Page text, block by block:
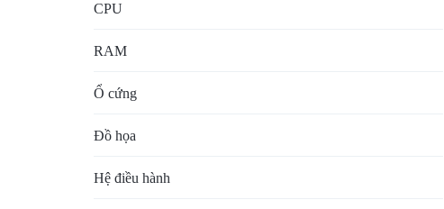
MẬT
VÀ
HẠ
TẦNG
HIỆN
CPU
RAM
Ổ cứng
Đồ họa
Hệ điều hành